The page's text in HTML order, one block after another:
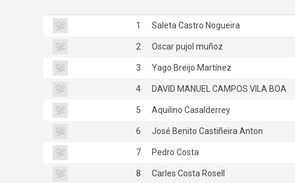
1 Saleta Castro Nogueira
2 Oscar pujol muñoz
3 Yago Breijo Martínez
4 DAVID MANUEL CAMPOS VILA BOA
5 Aquilino Casalderrey
6 José Benito Castiñeira Anton
7 Pedro Costa
8 Carles Costa Rosell